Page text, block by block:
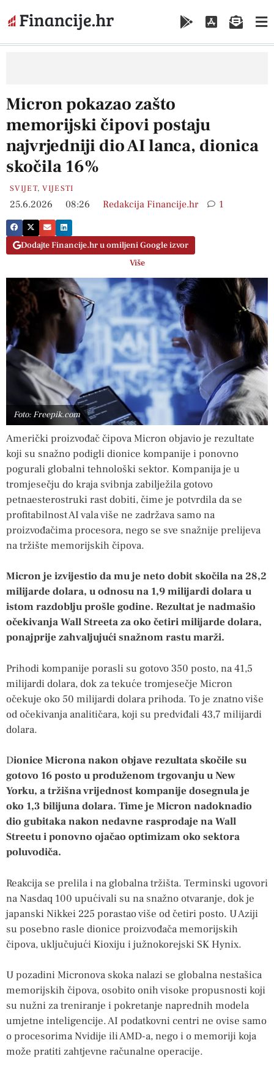
Micron pokazao zašto
memorijski čipovi postaju
najvrjedniji dio AI lanca, dionica
skočila 16%
SVIJET,VIJESTI
25.6.2026 08:26 Redakcija Financije.hr 1
Dodajte Financije.hr u omiljeni Google izvor
Više
Foto: Freepik.com
Američki proizvođač čipova Micron objavio je rezultate
koji su snažno podigli dionice kompanije i ponovno
pogurali globalni tehnološki sektor. Kompanija je u
tromjesečju do kraja svibnja zabilježila gotovo
petnaesterostruki rast dobiti, čime je potvrdila da se
profitabilnost AI vala više ne zadržava samo na
proizvođačima procesora, nego se sve snažnije prelijeva
na tržište memorijskih čipova.
Micron je izvijestio da mu je neto dobit skočila na 28,2
milijarde dolara, u odnosu na 1,9 milijardi dolara u
istom razdoblju prošle godine. Rezultat je nadmašio
očekivanja Wall Streeta za oko četiri milijarde dolara,
ponajprije zahvaljujući snažnom rastu marži.
Prihodi kompanije porasli su gotovo 350 posto, na 41,5
milijardi dolara, dok za tekuće tromjesečje Micron
očekuje oko 50 milijardi dolara prihoda. To je znatno više
od očekivanja analitičara, koji su predviđali 43,7 milijardi
dolara.
Dionice Microna nakon objave rezultata skočile su
gotovo 16 posto u produženom trgovanju u New
Yorku, a tržišna vrijednost kompanije dosegnula je
oko 1,3 bilijuna dolara. Time je Micron nadoknadio
dio gubitaka nakon nedavne rasprodaje na Wall
Streetu i ponovno ojačao optimizam oko sektora
poluvodiča.
Reakcija se prelila i na globalna tržišta. Terminski ugovori
na Nasdaq 100 upućivali su na snažno otvaranje, dok je
japanski Nikkei 225 porastao više od četiri posto. U Aziji
su posebno rasle dionice proizvođača memorijskih
čipova, uključujući Kioxiju i južnokorejski SK Hynix.
U pozadini Micronova skoka nalazi se globalna nestašica
memorijskih čipova, osobito onih visoke propusnosti koji
su nužni za treniranje i pokretanje naprednih modela
umjetne inteligencije. AI podatkovni centri ne ovise samo
o procesorima Nvidije ili AMD-a, nego i o memoriji koja
može pratiti zahtjevne računalne operacije.